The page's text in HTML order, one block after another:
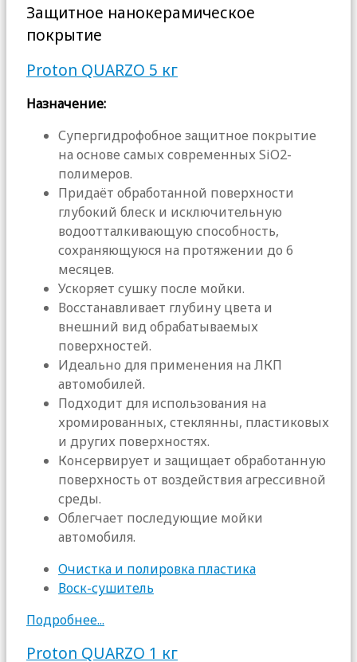
Защитное нанокерамическое
покрытие
Proton QUARZO 5 кг
Назначение:
Супергидрофобное защитное покрытие
на основе самых современных SiO2-
полимеров.
Придаёт обработанной поверхности
глубокий блеск и исключительную
водоотталкивающую способность,
сохраняющуюся на протяжении до 6
месяцев.
Ускоряет сушку после мойки.
Восстанавливает глубину цвета и
внешний вид обрабатываемых
поверхностей.
Идеально для применения на ЛКП
автомобилей.
Подходит для использования на
хромированных, стеклянны, пластиковых
и других поверхностях.
Консервирует и защищает обработанную
поверхность от воздействия агрессивной
среды.
Облегчает последующие мойки
автомобиля.
Очистка и полировка пластика
Воск-сушитель
Подробнее...
Proton QUARZO 1 кг